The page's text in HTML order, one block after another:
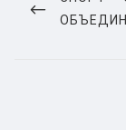
записям
POST